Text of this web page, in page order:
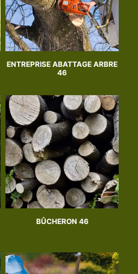
ENTREPRISE ABATTAGE ARBRE
46
BÛCHERON 46